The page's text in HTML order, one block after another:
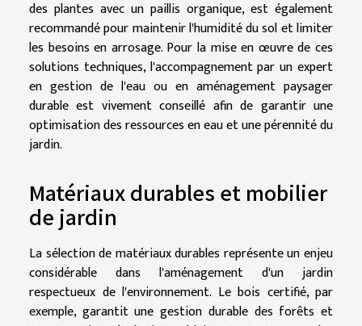
des plantes avec un paillis organique, est également
recommandé pour maintenir l'humidité du sol et limiter
les besoins en arrosage. Pour la mise en œuvre de ces
solutions techniques, l'accompagnement par un expert
en gestion de l'eau ou en aménagement paysager
durable est vivement conseillé afin de garantir une
optimisation des ressources en eau et une pérennité du
jardin.
Matériaux durables et mobilier
de jardin
La sélection de matériaux durables représente un enjeu
considérable dans l'aménagement d'un jardin
respectueux de l'environnement. Le bois certifié, par
exemple, garantit une gestion durable des forêts et